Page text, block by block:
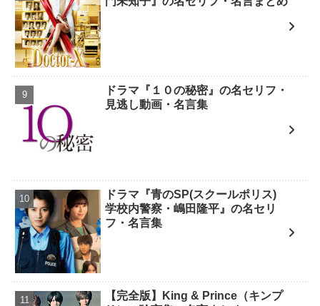
ドラマ『１０の秘密』の名セリフ・
見逃し動画・名言集
ドラマ『青のSP(スクールポリス)
学校内警察・嶋田隆平』の名セリ
フ・名言集
【完全版】King & Prince（キンプ